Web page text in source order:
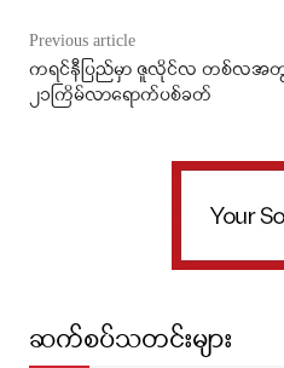
Previous article
ကရင်နီပြည်မှာ ဇူလိုင်လ တစ်လအတွင်
၂၁ကြိမ်လာရောက်ပစ်ခတ်
ဆက်စပ်သတင်းများ